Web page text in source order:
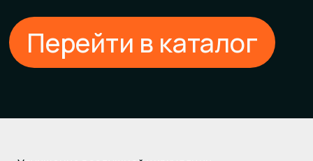
Перейти в каталог